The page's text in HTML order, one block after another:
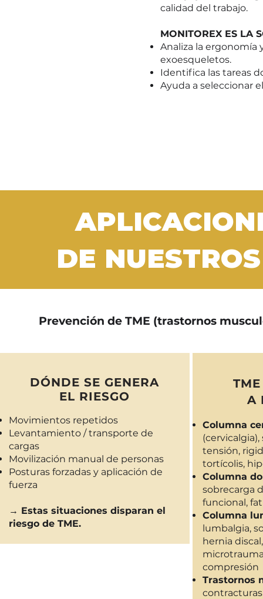
calidad del trabajo.
MONITOREX ES LA
Analiza la ergonomía
exoesqueletos.
Identifica las tareas
Ayuda a seleccionar
DE
Prevención de TME (trastornos
DÓNDE SE GENERA
EL RIESGO
Movimientos repetidos
Levantamiento / transporte de
cargas
Movilización manual de personas
Posturas forzadas y aplicación de
fuerza
→ Estas situaciones disparan el
riesgo de TME.
A
Columna
tensión,
tortícolis,
Columna
sobrecarga
funcional,
Columna
lumbalgia,
hernia
compresión
Trastornos